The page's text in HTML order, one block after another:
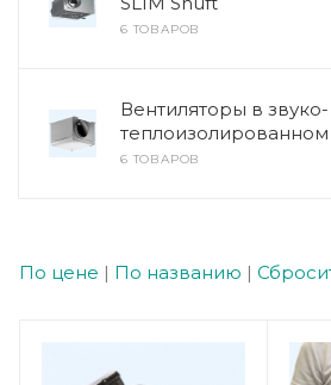
6 ТОВАРОВ
Вентиляторы в
6 ТОВАРОВ
По цене | По названию |